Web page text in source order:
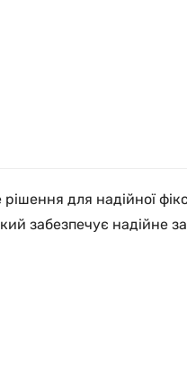
для надійної
забезпечує надійне